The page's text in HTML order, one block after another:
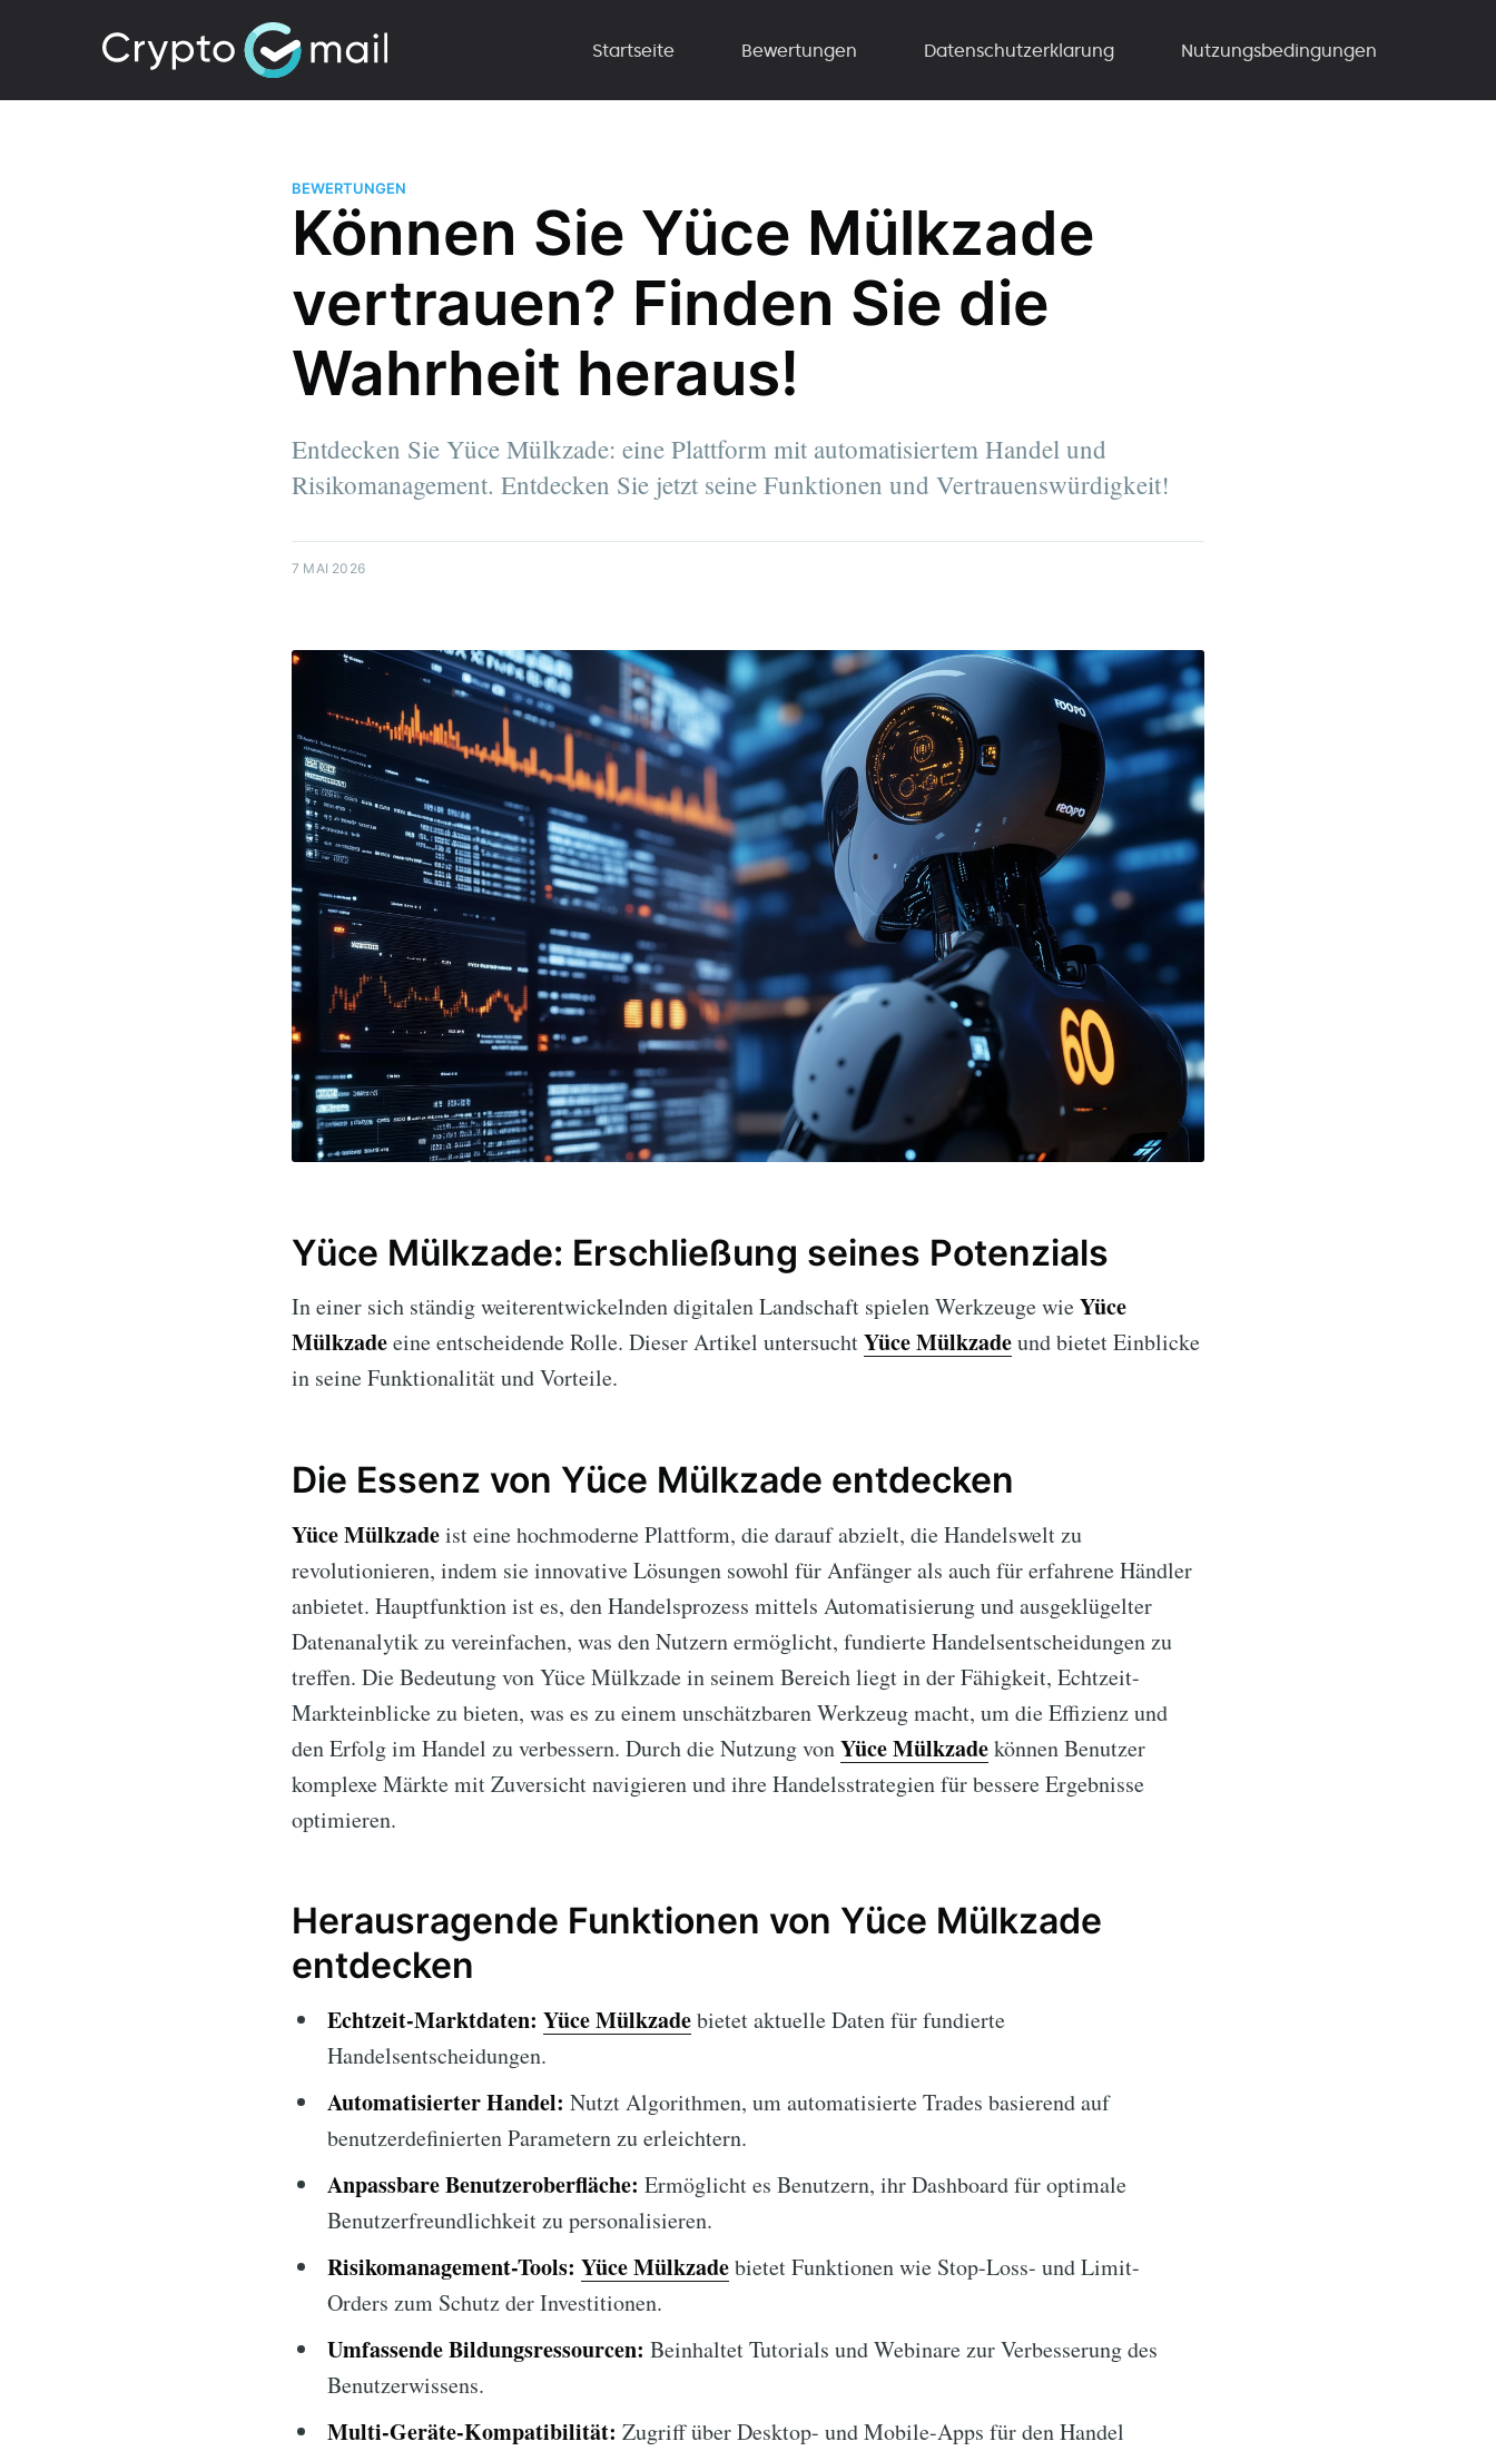
Startseite Bewertungen Datenschutzerklarung Nutzungsbedingungen
BEWERTUNGEN
Können Sie Yüce Mülkzade
vertrauen? Finden Sie die
Wahrheit heraus!
Entdecken Sie Yüce Mülkzade: eine Plattform mit automatisiertem Handel und
Risikomanagement. Entdecken Sie jetzt seine Funktionen und Vertrauenswürdigkeit!
7 MAI 2026
Yüce Mülkzade: Erschließung seines Potenzials
In einer sich ständig weiterentwickelnden digitalen Landschaft spielen Werkzeuge wieYüce
Mülkzadeeine entscheidende Rolle. Dieser Artikel untersuchtYüce Mülkzadeund bietet Einblicke
in seine Funktionalität und Vorteile.
Die Essenz von Yüce Mülkzade entdecken
Yüce Mülkzadeist eine hochmoderne Plattform, die darauf abzielt, die Handelswelt zu
revolutionieren, indem sie innovative Lösungen sowohl für Anfänger als auch für erfahrene Händler
anbietet. Hauptfunktion ist es, den Handelsprozess mittels Automatisierung und ausgeklügelter
Datenanalytik zu vereinfachen, was den Nutzern ermöglicht, fundierte Handelsentscheidungen zu
treffen. Die Bedeutung von Yüce Mülkzade in seinem Bereich liegt in der Fähigkeit, Echtzeit-
Markteinblicke zu bieten, was es zu einem unschätzbaren Werkzeug macht, um die Effizienz und
den Erfolg im Handel zu verbessern. Durch die Nutzung vonYüce Mülkzadekönnen Benutzer
komplexe Märkte mit Zuversicht navigieren und ihre Handelsstrategien für bessere Ergebnisse
optimieren.
Herausragende Funktionen von Yüce Mülkzade
entdecken
Echtzeit-Marktdaten: Yüce Mülkzadebietet aktuelle Daten für fundierte
Handelsentscheidungen.
Automatisierter Handel: Nutzt Algorithmen, um automatisierte Trades basierend auf
benutzerdefinierten Parametern zu erleichtern.
Anpassbare Benutzeroberfläche: Ermöglicht es Benutzern, ihr Dashboard für optimale
Benutzerfreundlichkeit zu personalisieren.
Risikomanagement-Tools: Yüce Mülkzadebietet Funktionen wie Stop-Loss- und Limit-
Orders zum Schutz der Investitionen.
Umfassende Bildungsressourcen: Beinhaltet Tutorials und Webinare zur Verbesserung des
Benutzerwissens.
Multi-Geräte-Kompatibilität: Zugriff über Desktop- und Mobile-Apps für den Handel